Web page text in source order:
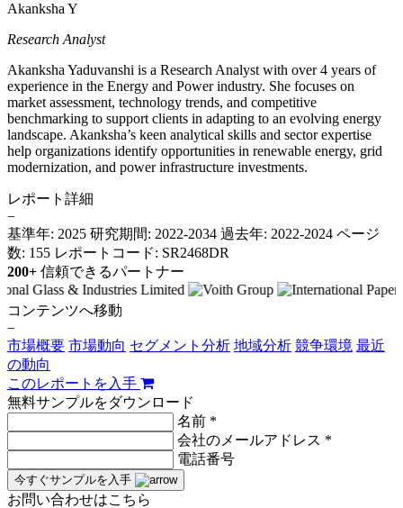
Akanksha Y
Research Analyst
Akanksha Yaduvanshi is a Research Analyst with over 4 years of
experience in the Energy and Power industry. She focuses on
market assessment, technology trends, and competitive
benchmarking to support clients in adapting to an evolving energy
landscape. Akanksha’s keen analytical skills and sector expertise
help organizations identify opportunities in renewable energy, grid
modernization, and power infrastructure investments.
レポート詳細
−
基準年: 2025 研究期間: 2022-2034 過去年: 2022-2024 ページ
数: 155 レポートコード: SR2468DR
200+ 信頼できるパートナー
コンテンツへ移動
−
市場概要 市場動向 セグメント分析 地域分析 競争環境 最近
の動向
このレポートを入手
無料サンプルをダウンロード
名前 *
会社のメールアドレス *
電話番号
今すぐサンプルを入手
お問い合わせはこちら